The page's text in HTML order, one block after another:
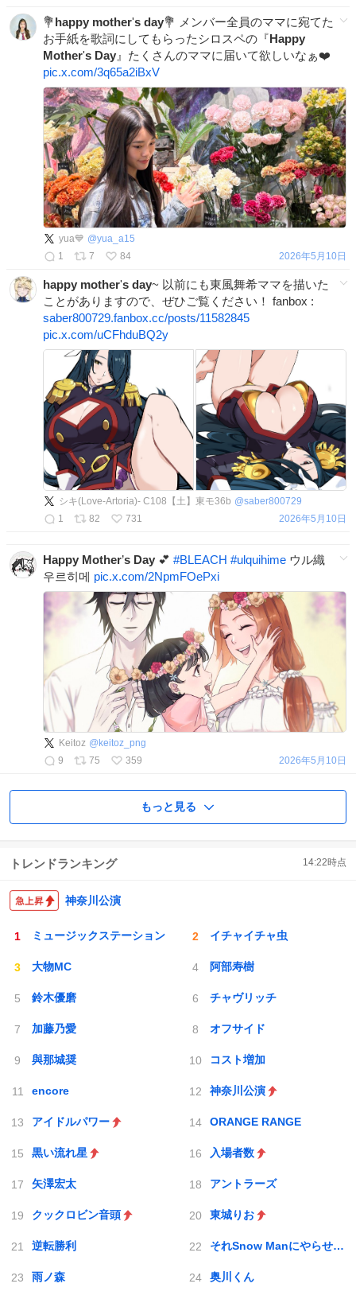
💐happy mother's day💐 メンバー全員のママに宛てた
お手紙を歌詞にしてもらったシロスペの『Happy
Mother's Day 』たくさんのママに届いて欲しいなぁ❤️
pic.x.com/3q65a2iBxV
yua💙 @yua_a15
1
7 84 2026年5月10日
happy mother's day~ 以前にも東風舞希ママを描いた
ことがありますので、ぜひご覧ください！ fanbox :
saber800729.fanbox.cc/posts/11582845
pic.x.com/uCFhduBQ2y
シキ(Love-Artoria)- C108【土】東モ36b @saber800729
1
82 731 2026年5月10日
Happy Mother’s Day 💕 #BLEACH #ulquihime ウル織
우르히메 pic.x.com/2NpmFOePxi
Keitoz @ keitoz_png
9
75 359 2026年5月10日
もっと見る
トレンドランキング 14:22時点
神奈川公演
ミュージックステーション イチャイチャ虫
大物MC 阿部寿樹
鈴木優磨 チャヴリッチ
加藤乃愛 オフサイド
與那城奨 コスト増加
encore 神奈川公演
アイドルパワー ORANGE RANGE
黒い流れ星 入場者数
矢澤宏太 アントラーズ
クックロビン音頭 東城りお
逆転勝利 それSnow Manにやらせて下さい
雨ノ森 奥川くん